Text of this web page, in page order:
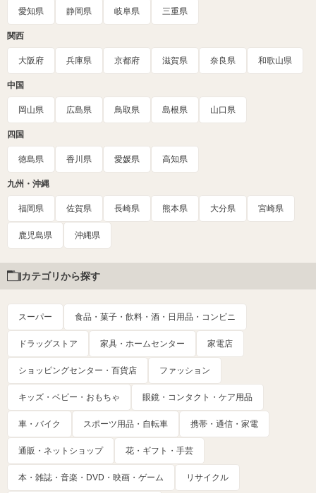
愛知県 静岡県 岐阜県 三重県
関西
大阪府 兵庫県 京都府 滋賀県 奈良県 和歌山県
中国
岡山県 広島県 鳥取県 島根県 山口県
四国
徳島県 香川県 愛媛県 高知県
九州・沖縄
福岡県 佐賀県 長崎県 熊本県 大分県 宮崎県
鹿児島県 沖縄県
カテゴリから探す
スーパー 食品・菓子・飲料・酒・日用品・コンビニ
ドラッグストア 家具・ホームセンター 家電店
ショッピングセンター・百貨店 ファッション
キッズ・ベビー・おもちゃ 眼鏡・コンタクト・ケア用品
車・バイク スポーツ用品・自転車 携帯・通信・家電
通販・ネットショップ 花・ギフト・手芸
本・雑誌・音楽・DVD・映画・ゲーム リサイクル